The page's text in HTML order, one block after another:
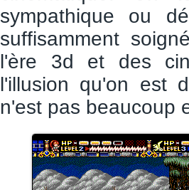
sympathique ou
suffisamment
l'ère 3d et des
l'illusion qu'on est
n'est pas beaucoup